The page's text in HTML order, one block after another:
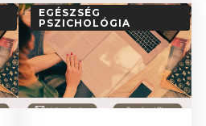
EGÉSZSÉG
PSZICHOLÓGIA